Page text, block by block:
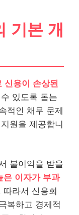
기본 개
신용이 손상된
있도록 돕는
적인 채무 문제
원을 제공합니
불이익을 받을
은 이자가 부과
라서 신용회
복하고 경제적